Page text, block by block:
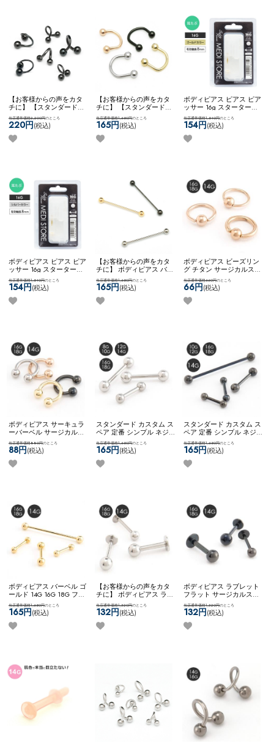
【お客様からの声をカタ
チに】 【スタンダード】
ボディピアス ピアス スパ
イラル ツイスト カスタム
アレンジ 両ネジ ネコポス
OK
当店通常価格2,200円のところ
220円(税込)
【お客様からの声をカタ
チに】 【スタンダード】
アレンジパーツ 弊社開発
商品 耳たぶ用 WFアレン
ジ ネコポスOK
ーナベル
当店通常価格1,650円のところ
165円(税込)
ボディピアス ピアス ピア
ッサー 16g スターターキ
ット初心者 ジュエル キュ
ービックジルコニア ステ
ンレス ネコポスOK
耳たぶ用ピアッサー
当店通常価格1,540円のところ
154円(税込)
ボディピアス ピアス ピア
ッサー 16g スターターキ
ット初心者 ジュエル キュ
ービックジルコニア ステ
ンレス ネコポスOK
耳たぶ用ピアッサー
当店通常価格1,540円のところ
154円(税込)
【お客様からの声をカタ
チに】 ボディピアス バー
ベル インダストリアル ス
テンレス 16g アレンジ カ
スタム ネコポスOK
インダストリアルバーベ
当店通常価格1,650円のところ
165円(税込)
ボディピアス ビーズリン
グ チタン サージカルステ
ンレス 金属アレルギー対
応 14G 16G 18G シンプル
可愛い ネコポスOK
ティブビーズリング (ロー
当店通常価格660円のところ
66円(税込)
ボディピアス サーキュラ
ーバーベル サージカルス
テンレス 金属アレルギー
対応 14G 16G 18G シンプ
ル ネコポスOK
ーバーベル
当店通常価格880円のところ
88円(税込)
スタンダード カスタム ス
ペア 定番 シンプル ネジ
式キャッチ ネコポスOK
ーベル (シルバー)
当店通常価格1,650円のところ
165円(税込)
スタンダード カスタム ス
ペア 定番 シンプル ネジ
式キャッチ ネコポスOK
ーベル (ブラック)
当店通常価格1,650円のところ
165円(税込)
ボディピアス バーベル ゴ
ールド 14G 16G 18G ファ
ーストピアス サージカル
ステンレス シンプル ネコ
ポスOKバーベル (ゴール
ド)
当店通常価格1,650円のところ
165円(税込)
【お客様からの声をカタ
チに】 ボディピアス ラブ
レット カスタム アレンジ
サージカルステンレス
2way ネコポスOK
ット (シルバー)
当店通常価格1,320円のところ
132円(税込)
ボディピアス ラブレット
フラット サージカルステ
ンレス ブラック シンプル
14G 16G 18G ネコポスOK
ラブレット (ブラック)
当店通常価格1,320円のところ
132円(税込)